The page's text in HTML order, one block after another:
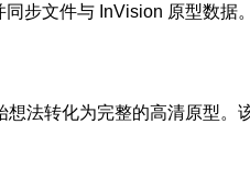
步文件与 InVision 原型数据
法转化为完整的高清原型。